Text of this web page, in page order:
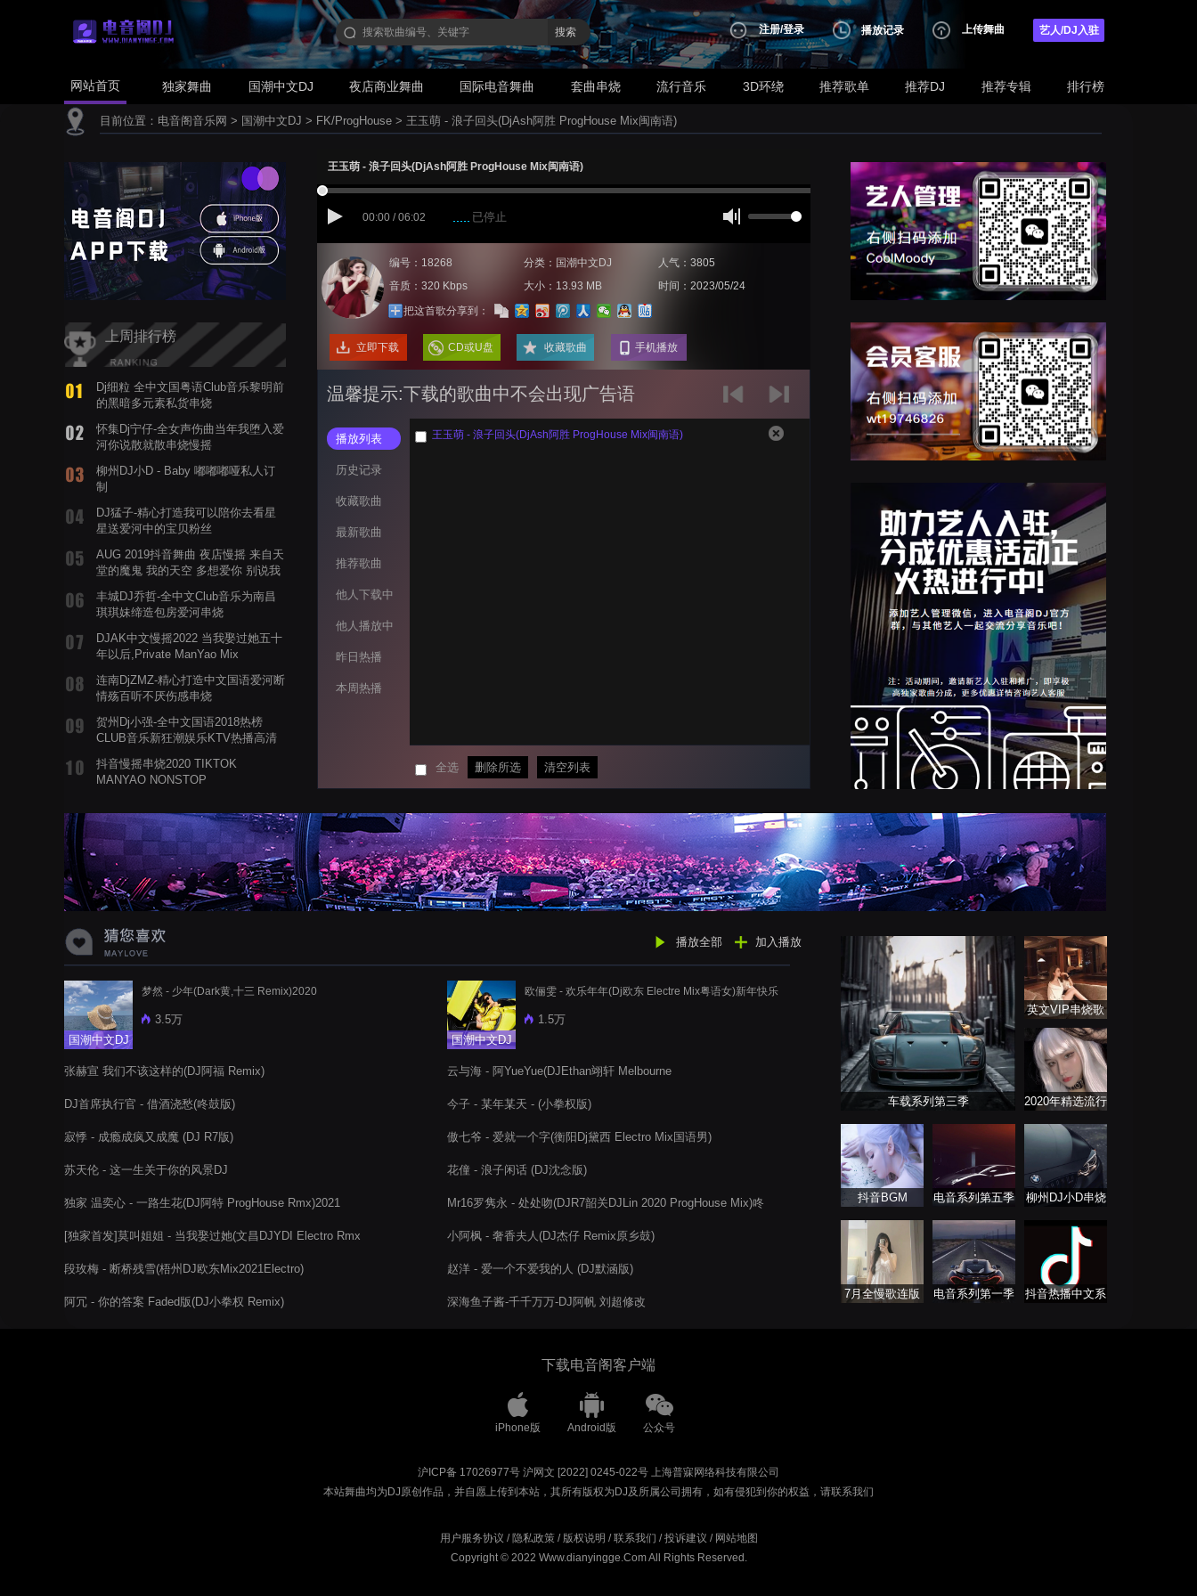
搜索 注册/登录 播放记录 上传舞曲 艺人/DJ入驻
网站首页 独家舞曲 国潮中文DJ 夜店商业舞曲 国际电音舞曲 套曲串烧 流行音乐 3D环绕 推荐歌单 推荐DJ 推荐专辑 排行榜
目前位置： 电音阁音乐网 > 国潮中文DJ > FK/ProgHouse > 王玉萌 - 浪子回头(DjAsh阿胜 ProgHouse Mix闽南语)
上周排行榜
Dj细粒 全中文国粤语Club音乐黎明前
的黑暗多元素私货串烧
怀集Dj宁仔-全女声伤曲当年我堕入爱
河你说散就散串烧慢摇
柳州DJ小D - Baby 嘟嘟嘟哑私人订
制
DJ猛子-精心打造我可以陪你去看星
星送爱河中的宝贝粉丝
AUG 2019抖音舞曲 夜店慢摇 来自天
堂的魔鬼 我的天空 多想爱你 别说我
丰城DJ乔哲-全中文Club音乐为南昌
琪琪妹缔造包房爱河串烧
DJAK中文慢摇2022 当我娶过她五十
年以后,Private ManYao Mix
连南DjZMZ-精心打造中文国语爱河断
情殇百听不厌伤感串烧
贺州Dj小强-全中文国语2018热榜
CLUB音乐新狂潮娱乐KTV热播高清
抖音慢摇串烧2020 TIKTOK
MANYAO NONSTOP
蝉爸爸妈妈爱存在夏天的风是想你的
声音啊
王玉萌 - 浪子回头(DjAsh阿胜 ProgHouse Mix闽南语)
00:00 / 06:02 已停止
编号：18268 分类：国潮中文DJ
人气：3805
音质：320 Kbps
大小：13.93 MB
时间：2023/05/24
把这首歌分享到：
立即下载 CD或U盘 收藏歌曲 手机播放
温馨提示:下载的歌曲中不会出现广告语
播放列表
历史记录
收藏歌曲
最新歌曲
推荐歌曲
他人下载中
他人播放中
昨日热播
本周热播
王玉萌 - 浪子回头(DjAsh阿胜 ProgHouse Mix闽南语)
全选 删除所选 清空列表
播放全部 加入播放
国潮中文DJ
梦然 - 少年(Dark黄,十三 Remix)2020
3.5万
张赫宣 我们不该这样的(DJ阿福 Remix)
DJ首席执行官 - 借酒浇愁(咚鼓版)
寂悸 - 成瘾成疯又成魔 (DJ R7版)
苏天伦 - 这一生关于你的风景DJ
独家 温奕心 - 一路生花(DJ阿特 ProgHouse Rmx)2021
[独家首发]莫叫姐姐 - 当我娶过她(文昌DJYDI Electro Rmx
段玫梅 - 断桥残雪(梧州DJ欧东Mix2021Electro)
阿冗 - 你的答案 Faded版(DJ小拳权 Remix)
国潮中文DJ
欧俪雯 - 欢乐年年(Dj欧东 Electre Mix粤语女)新年快乐
1.5万
云与海 - 阿YueYue(DJEthan翊轩 Melbourne
今子 - 某年某天 - (小拳权版)
傲七爷 - 爱就一个字(衡阳Dj黛西 Electro Mix国语男)
花僮 - 浪子闲话 (DJ沈念版)
Mr16罗隽永 - 处处吻(DJR7韶关DJLin 2020 ProgHouse Mix)咚
小阿枫 - 奢香夫人(DJ杰仔 Remix原乡鼓)
赵洋 - 爱一个不爱我的人 (DJ默涵版)
深海鱼子酱-千千万万-DJ阿帆 刘超修改
车载系列第三季
英文VIP串烧歌
单
2020年精选流行
抖音BGM 电音系列第五季
柳州DJ小D串烧
7月全慢歌连版
电音系列第一季
抖音热播中文系
下载电音阁客户端
iPhone版 Android版 公众号
沪ICP备 17026977号 沪网文 [2022] 0245-022号 上海普寐网络科技有限公司
本站舞曲均为DJ原创作品，并自愿上传到本站，其所有版权为DJ及所属公司拥有，如有侵犯到你的权益，请联系我们
用户服务协议 / 隐私政策/ 版权说明 /联系我们 /投诉建议 / 网站地图
Copyright © 2022 Www.dianyingge.Com All Rights Reserved.